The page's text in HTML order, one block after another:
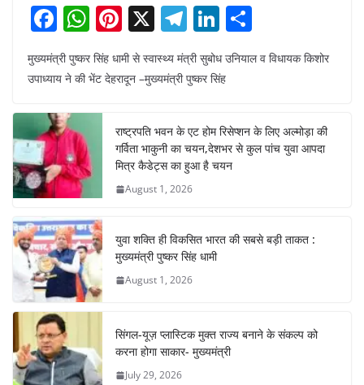
F
a
c
b
o
o
k
W
h
at
A
p
p
Pi
nt
er
e
st
X T
el
e
gr
a
m
Li
n
k
dI
n
ar
मुख्यमंत्री पुष्कर सिंह धामी से स्वास्थ्य मंत्री सुबोध उनियाल व विधायक किशोर
उपाध्याय ने की भेंट देहरादून –मुख्यमंत्री पुष्कर सिंह
राष्ट्रपति भवन के एट होम रिसेप्शन के लिए अल्मोड़ा की
गर्विता भाकुनी का चयन,देशभर से कुल पांच युवा आपदा
मित्र कैडेट्स का हुआ है चयन
August 1, 2026
युवा शक्ति ही विकसित भारत की सबसे बड़ी ताकत :
मुख्यमंत्री पुष्कर सिंह धामी
August 1, 2026
सिंगल-यूज़ प्लास्टिक मुक्त राज्य बनाने के संकल्प को
करना होगा साकार- मुख्यमंत्री
July 29, 2026